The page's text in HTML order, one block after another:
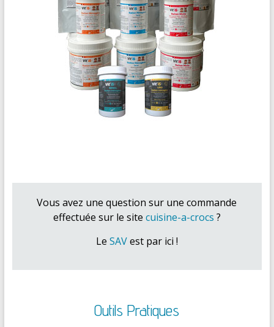
Vous avez une question sur une commande
effectuée sur le site cuisine-a-crocs ?
Le SAVest par ici !
Outils Pratiques